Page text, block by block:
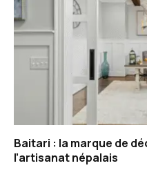
Baitari : la marque de
l’artisanat népalais